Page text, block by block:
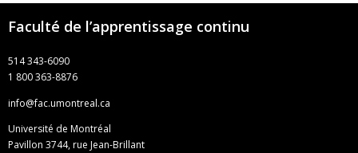
Faculté de l’apprentissage continu
514 343-6090
1 800 363-8876
info@fac.umontreal.ca
Université de Montréal
Pavillon 3744, rue Jean-Brillant